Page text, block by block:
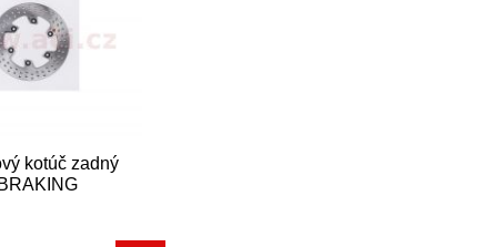
kotúč zadný
BRAKING